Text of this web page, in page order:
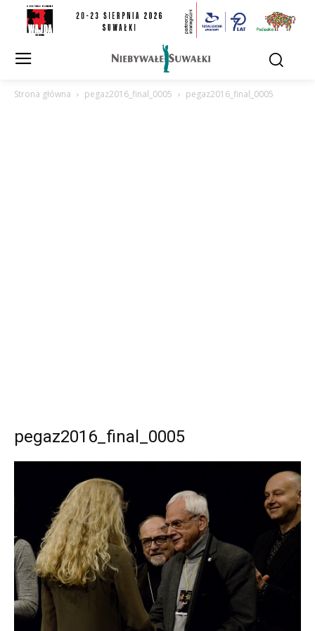
Strona główna pegaz2016_final_0005 pegaz2016_final_0005
pegaz2016_final_0005